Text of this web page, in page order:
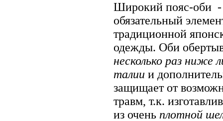
Широкий пояс-оби -
обязательный
традиционной
одежды. Оби
несколько раз ниже
талии и
защищает от
травм, т.к.
из очень плотной